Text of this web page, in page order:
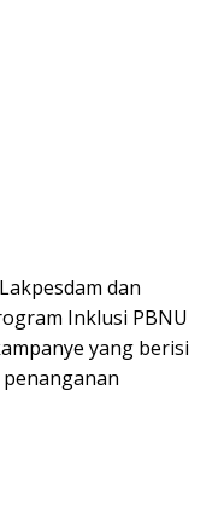
dan
Inklusi PBNU
yang berisi